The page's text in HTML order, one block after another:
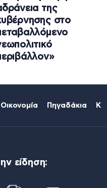
της
στο
Οικονομία Πηγαδάκια
είδηση: